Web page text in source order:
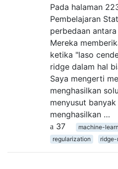
Pada halaman
Pembelajaran
perbedaan
Mereka
ketika "laso
ridge dalam hal
Saya mengerti
menghasilkan
menyusut
menghasilkan …
37
machine-
regularization
ridge-